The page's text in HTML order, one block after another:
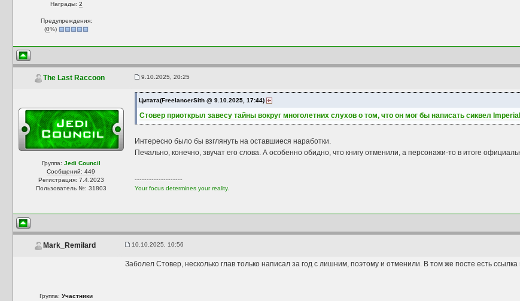
Награды: 2
Предупреждения:
(0%)
The Last Raccoon 9.10.2025, 20:25
Группа: Jedi Council
Сообщений: 449
Регистрация: 7.4.2023
Пользователь №: 31803
Цитата(FreelancerSith @ 9.10.2025, 17:44)
Стовер приоткрыл завесу тайны вокруг многолетних слухов о том, что он мог бы написать сиквел
Интересно было бы взглянуть на оставшиеся наработки.
Печально, конечно, звучат его слова. А особенно обидно, что книгу отменили, а персонажи-то в итоге
--------------------
Your focus determines your reality.
Mark_Remilard 10.10.2025, 10:56
Группа:Участники
Заболел Стовер, несколько глав только написал за год с лишним, поэтому и отменили. В том же посте есть